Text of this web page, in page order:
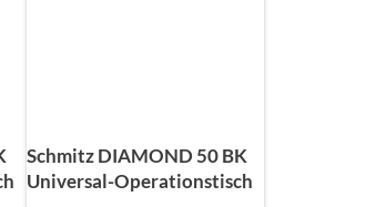
Schmitz DIAMOND 50 BK
Universal-Operationstisch